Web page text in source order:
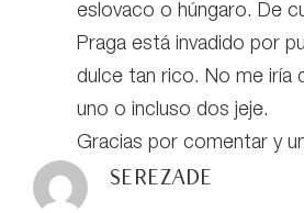
eslovaco o húngaro. De
Praga está invadido por
dulce tan rico. No me iría
uno o incluso dos jeje.
Gracias por comentar y
Serezade